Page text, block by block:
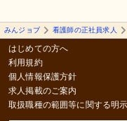
みんジョブ 看護師の正社員求人
はじめての方へ
利用規約
個人情報保護方針
求人掲載のご案内
取扱職種の範囲等に関する明示